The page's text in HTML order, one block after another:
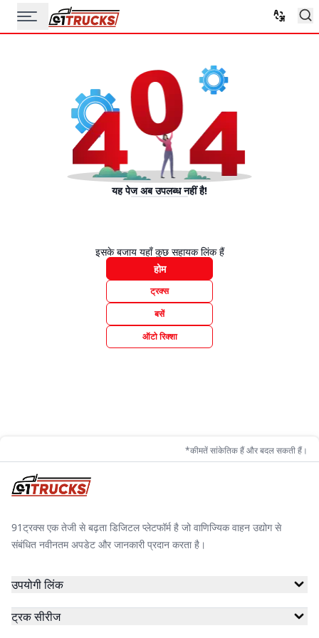
यह पेज अब उपलब्ध नहीं है!
इसके बजाय यहाँ कुछ सहायक लिंक हैं
होम
ट्रक्स
बसें
ऑटो रिक्शा
*कीमतें सांकेतिक हैं और बदल सकती हैं।
91ट्रक्स एक तेजी से बढ़ता डिजिटल प्लेटफॉर्म है जो वाणिज्यिक वाहन उद्योग से
संबंधित नवीनतम अपडेट और जानकारी प्रदान करता है।
उपयोगी लिंक
ट्रक सीरीज